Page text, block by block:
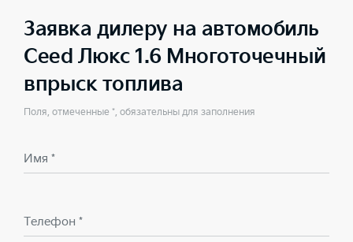
Заявка дилеру на автомобиль
Ceed Люкс 1.6 Многоточечный
впрыск топлива
Поля, отмеченные *, обязательны для заполнения
Имя *
Телефон *